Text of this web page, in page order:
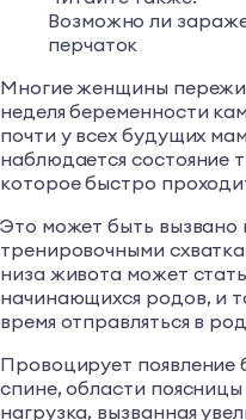
Возможно ли
перчаток
Многие женщины
неделя беременности
почти у всех будущих
наблюдается состояние
которое быстро
Это может быть вызвано
тренировочными
низа живота может
начинающихся родов, и
время отправляться в
Провоцирует
спине, области
нагрузка, вызванная